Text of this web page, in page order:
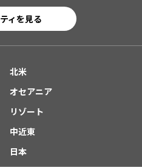
ィを見る
北米
オセアニア
リゾート
中近東
日本